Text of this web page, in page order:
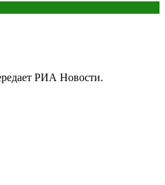
РИА Новости.